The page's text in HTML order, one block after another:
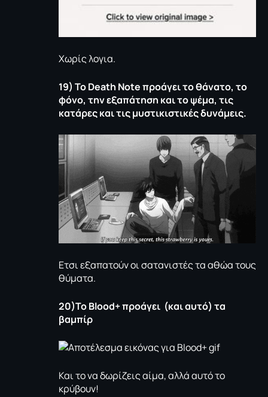
Χωρίς λογια.
19) ToDeath Noteπροάγει το θάνατο, το
φόνο, την εξαπάτηση και το ψέμα, τις
κατάρες και τις μυστικιστικές δυνάμεις.
Ετσι εξαπατούν οι σατανιστές τα αθώα τους
θύματα.
20)ΤοBloοd+ προάγει (και αυτό) τα
βαμπίρ
Και το να δωρίζεις αίμα, αλλά αυτό το
κρύβουν!